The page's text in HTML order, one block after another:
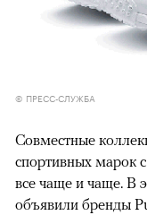
© ПРЕСС-СЛУЖБА
Совместные
спортивных марок
все чаще и чаще. В
объявили бренды